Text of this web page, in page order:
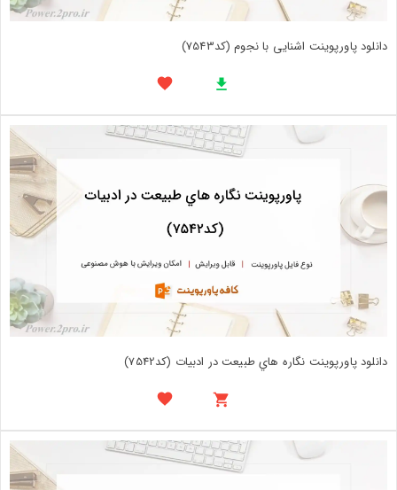
دانلود پاورپوینت اشنایی با نجوم (کد7543)
دانلود پاورپوینت نگاره هاي طبيعت در ادبيات (کد7542)